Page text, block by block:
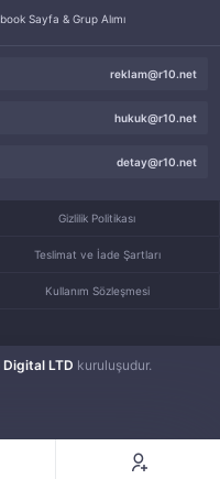
Sayfa & Grup Alımı
reklam@r10.net
hukuk@r10.net
detay@r10.net
LTD kuruluşudur.
Gizlilik Politikası
Teslimat ve İade Şartları
Kullanım Sözleşmesi